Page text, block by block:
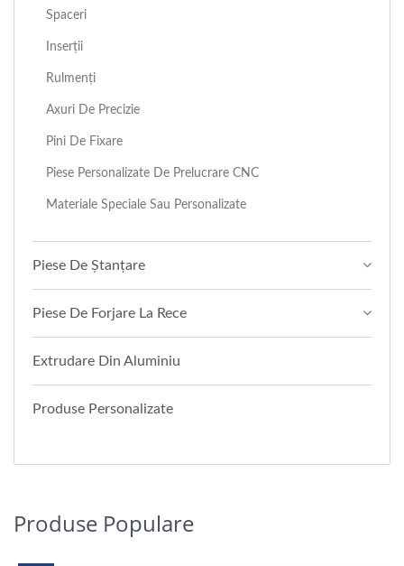
Spaceri
Inserții
Rulmenți
Axuri De Precizie
Pini De Fixare
Piese Personalizate De Prelucrare CNC
Materiale Speciale Sau Personalizate
Piese De Ștanțare
Piese De Forjare La Rece
Extrudare Din Aluminiu
Produse Personalizate
Produse Populare